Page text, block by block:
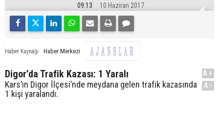
09:13 10 Haziran 2017
Haber Kaynağı Haber Merkezi
Digor’da Trafik Kazası: 1 Yaralı
Kars’ın Digor İlçesi’nde meydana gelen trafik kazasında
1 kişi yaralandı.
A+
A-